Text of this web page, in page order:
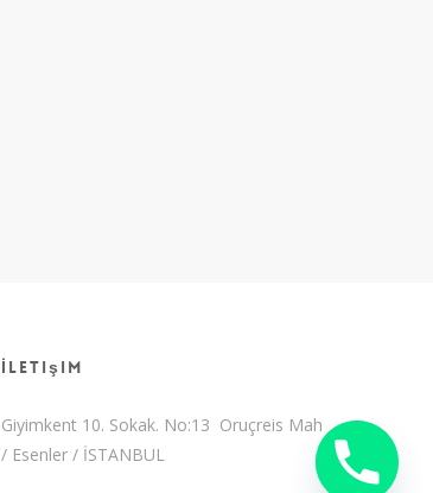
İletişim
Giyimkent 10. Sokak. No:13 Oruçreis Mah
/ Esenler / İSTANBUL